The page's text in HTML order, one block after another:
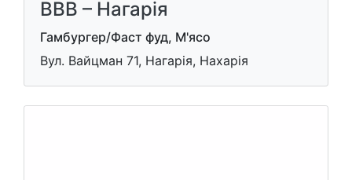
ВВВ – Нагарiя
Гамбургер/Фаст фуд, М'ясо
Вул. Вайцман 71, Нагарія, Нахарія